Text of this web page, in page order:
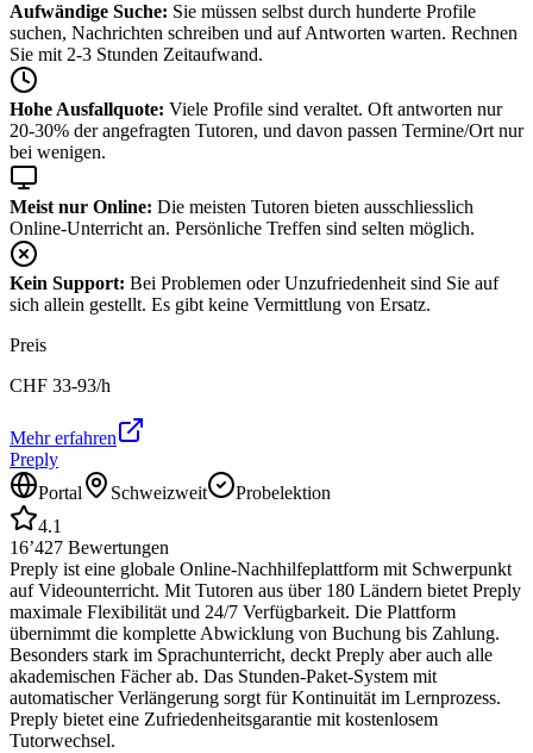
Aufwändige Suche: Sie müssen selbst durch hunderte Profile
suchen, Nachrichten schreiben und auf Antworten warten. Rechnen
Sie mit 2-3 Stunden Zeitaufwand.
Hohe Ausfallquote: Viele Profile sind veraltet. Oft antworten nur
20-30% der angefragten Tutoren, und davon passen Termine/Ort nur
bei wenigen.
Meist nur Online: Die meisten Tutoren bieten ausschliesslich
Online-Unterricht an. Persönliche Treffen sind selten möglich.
Kein Support: Bei Problemen oder Unzufriedenheit sind Sie auf
sich allein gestellt. Es gibt keine Vermittlung von Ersatz.
Preis
CHF 33-93/h
Mehr erfahren
Preply
Portal
Schweizweit
Probelektion
4.1
16’427 Bewertungen
Preply ist eine globale Online-Nachhilfeplattform mit Schwerpunkt
auf Videounterricht. Mit Tutoren aus über 180 Ländern bietet Preply
maximale Flexibilität und 24/7 Verfügbarkeit. Die Plattform
übernimmt die komplette Abwicklung von Buchung bis Zahlung.
Besonders stark im Sprachunterricht, deckt Preply aber auch alle
akademischen Fächer ab. Das Stunden-Paket-System mit
automatischer Verlängerung sorgt für Kontinuität im Lernprozess.
Preply bietet eine Zufriedenheitsgarantie mit kostenlosem
Tutorwechsel.